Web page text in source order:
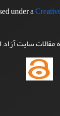
under a
سایت